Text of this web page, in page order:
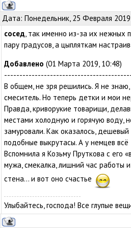
Дата: Понедельник, 25 Февраля
сосед, так именно из-за их нежных
пару градусов, а цыпляткам
Добавлено (01 Марта 2019, 10:48)
В общем, не зря решились. Я не
смеситель. Но теперь детки и мои
Правда, криворукие товарищи,
местами холодную и горячую воду,
замуровали. Как оказалось,
подобные выкрутасы. А у немцев
Вспомнила я Козьму Пруткова с его
мужа, смекалка, лишний час работы
стена... и вот оно счастье
Улыбайтесь, господа! Все глупые